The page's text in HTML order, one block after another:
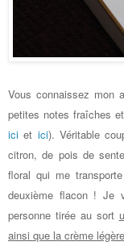
Vous connaissez mon
petites notes fraîches
ici et ici). Véritable
citron, de pois de
floral qui me
deuxième flacon ! Je
personne tirée au sort
ainsi que la crème